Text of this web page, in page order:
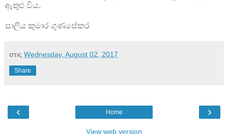
ඇතුළු විය.
සාලිය කුමාර ගුණසේකර
στις Wednesday, August 02, 2017
Share
‹ ›
Home
View web version